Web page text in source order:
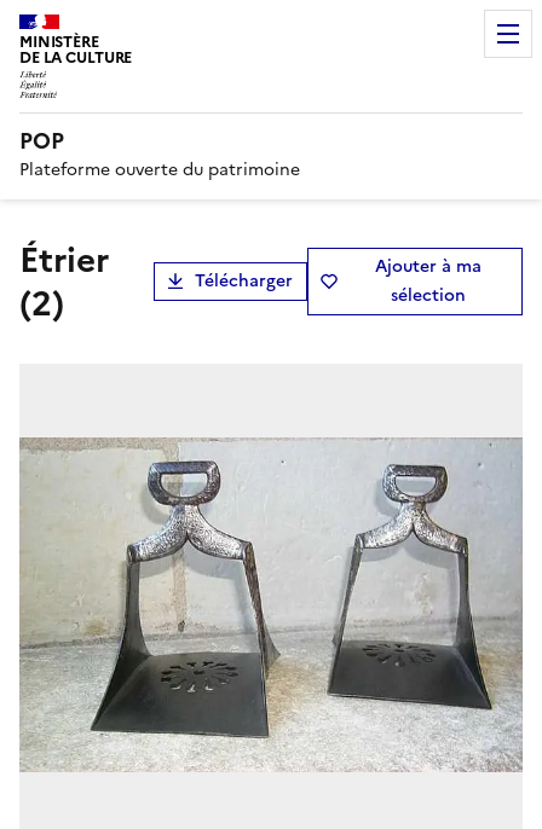
MINISTÈRE
DE LA CULTURE
POP
Plateforme ouverte du patrimoine
étrier
(2)
Télécharger
Ajouter à ma
sélection